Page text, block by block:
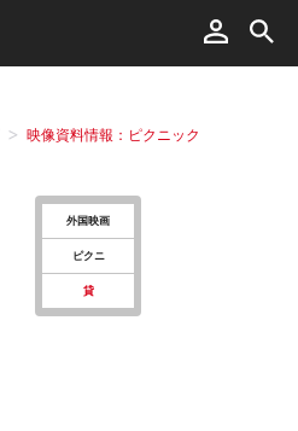
映像資料情報：ピクニック
外国映画
ピクニ
貸